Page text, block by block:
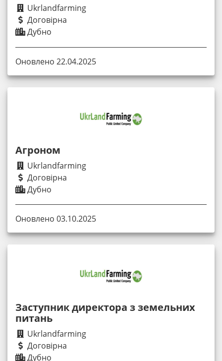
Ukrlandfarming
Договірна
Дубно
Оновлено 22.04.2025
Агроном
Ukrlandfarming
Договірна
Дубно
Оновлено 03.10.2025
Заступник директора з земельних
питань
Ukrlandfarming
Договірна
Дубно